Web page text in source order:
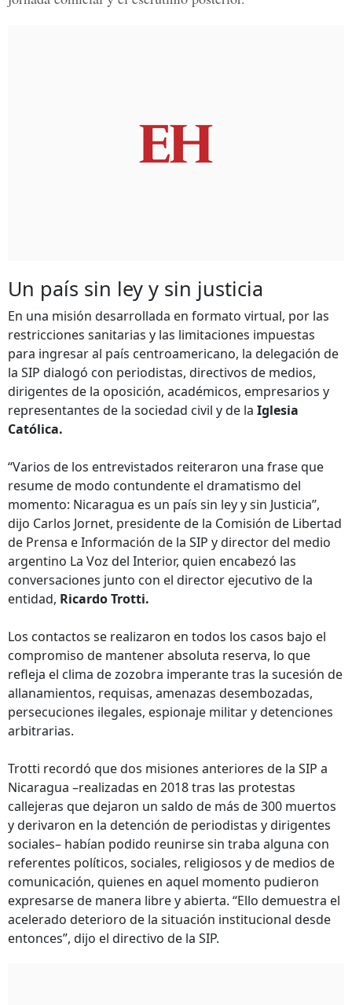
Un país sin ley y sin justicia
En una misión desarrollada en formato virtual, por las
restricciones sanitarias y las limitaciones impuestas
para ingresar al país centroamericano, la delegación de
la SIP dialogó con periodistas, directivos de medios,
dirigentes de la oposición, académicos, empresarios y
representantes de la sociedad civil y de la Iglesia
Católica.
“Varios de los entrevistados reiteraron una frase que
resume de modo contundente el dramatismo del
momento: Nicaragua es un país sin ley y sin Justicia”,
dijo Carlos Jornet, presidente de la Comisión de Libertad
de Prensa e Información de la SIP y director del medio
argentino La Voz del Interior, quien encabezó las
conversaciones junto con el director ejecutivo de la
entidad, Ricardo Trotti.
Los contactos se realizaron en todos los casos bajo el
compromiso de mantener absoluta reserva, lo que
refleja el clima de zozobra imperante tras la sucesión de
allanamientos, requisas, amenazas desembozadas,
persecuciones ilegales, espionaje militar y detenciones
arbitrarias.
Trotti recordó que dos misiones anteriores de la SIP a
Nicaragua –realizadas en 2018 tras las protestas
callejeras que dejaron un saldo de más de 300 muertos
y derivaron en la detención de periodistas y dirigentes
sociales– habían podido reunirse sin traba alguna con
referentes políticos, sociales, religiosos y de medios de
comunicación, quienes en aquel momento pudieron
expresarse de manera libre y abierta. “Ello demuestra el
acelerado deterioro de la situación institucional desde
entonces”, dijo el directivo de la SIP.